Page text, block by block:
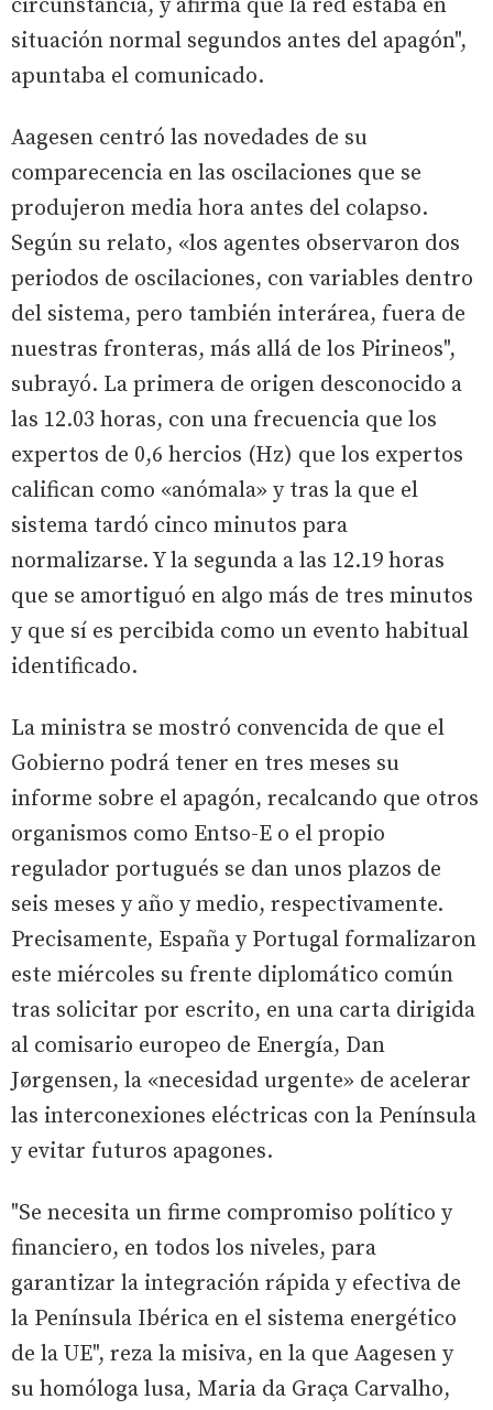
circunstancia, y afirma que la red estaba en
situación normal segundos antes del apagón",
apuntaba el comunicado.
Aagesen centró las novedades de su
comparecencia en las oscilaciones que se
produjeron media hora antes del colapso.
Según su relato, «los agentes observaron dos
periodos de oscilaciones, con variables dentro
del sistema, pero también interárea, fuera de
nuestras fronteras, más allá de los Pirineos",
subrayó. La primera de origen desconocido a
las 12.03 horas, con una frecuencia que los
expertos de 0,6 hercios (Hz) que los expertos
califican como «anómala» y tras la que el
sistema tardó cinco minutos para
normalizarse. Y la segunda a las 12.19 horas
que se amortiguó en algo más de tres minutos
y que sí es percibida como un evento habitual
identificado.
La ministra se mostró convencida de que el
Gobierno podrá tener en tres meses su
informe sobre el apagón, recalcando que otros
organismos como Entso-E o el propio
regulador portugués se dan unos plazos de
seis meses y año y medio, respectivamente.
Precisamente, España y Portugal formalizaron
este miércoles su frente diplomático común
tras solicitar por escrito, en una carta dirigida
al comisario europeo de Energía, Dan
Jørgensen, la «necesidad urgente» de acelerar
las interconexiones eléctricas con la Península
y evitar futuros apagones.
"Se necesita un firme compromiso político y
financiero, en todos los niveles, para
garantizar la integración rápida y efectiva de
la Península Ibérica en el sistema energético
de la UE", reza la misiva, en la que Aagesen y
su homóloga lusa, Maria da Graça Carvalho,